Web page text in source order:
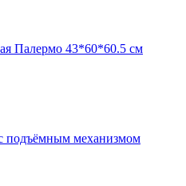
Палермо 43*60*60.5 см
подъёмным механизмом